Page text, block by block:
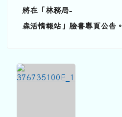
將在「林務局-
森活情報站」臉書專頁公告。